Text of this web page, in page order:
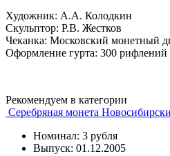
Художник: А.А. Колодкин
Скульптор: Р.В. Жестков
Чеканка: Московский монетный
Оформление гурта: 300 рифлений
Рекомендуем в категории
Серебряная монета
Номинал: 3 рубля
Выпуск: 01.12.2005